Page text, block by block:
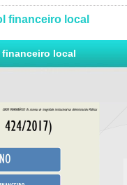
financeiro local
local